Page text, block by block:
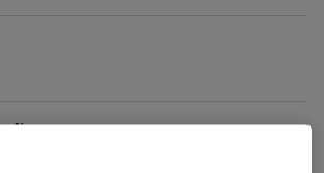
ho iniziato una nuova avventura a
le conoscenze riguardo
un percorso finalizzato a
con mezzo di